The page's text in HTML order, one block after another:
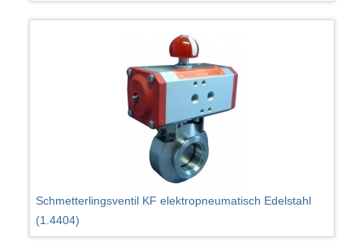
Schmetterlingsventil KF elektropneumatisch Edelstahl
(1.4404)